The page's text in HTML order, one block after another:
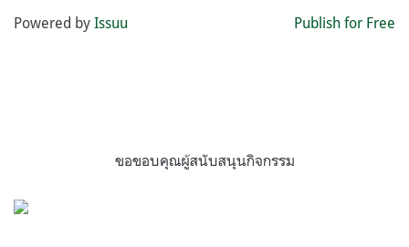
Powered by Issuu Publish for Free
ขอขอบคุณผู้สนับสนุนกิจกรรม